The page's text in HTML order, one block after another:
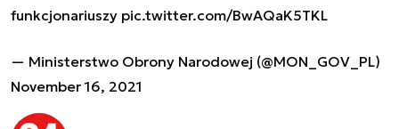
funkcjonariuszy pic.twitter.com/BwAQaK5TKL
— Ministerstwo Obrony Narodowej (@MON_GOV_PL)
November 16, 2021